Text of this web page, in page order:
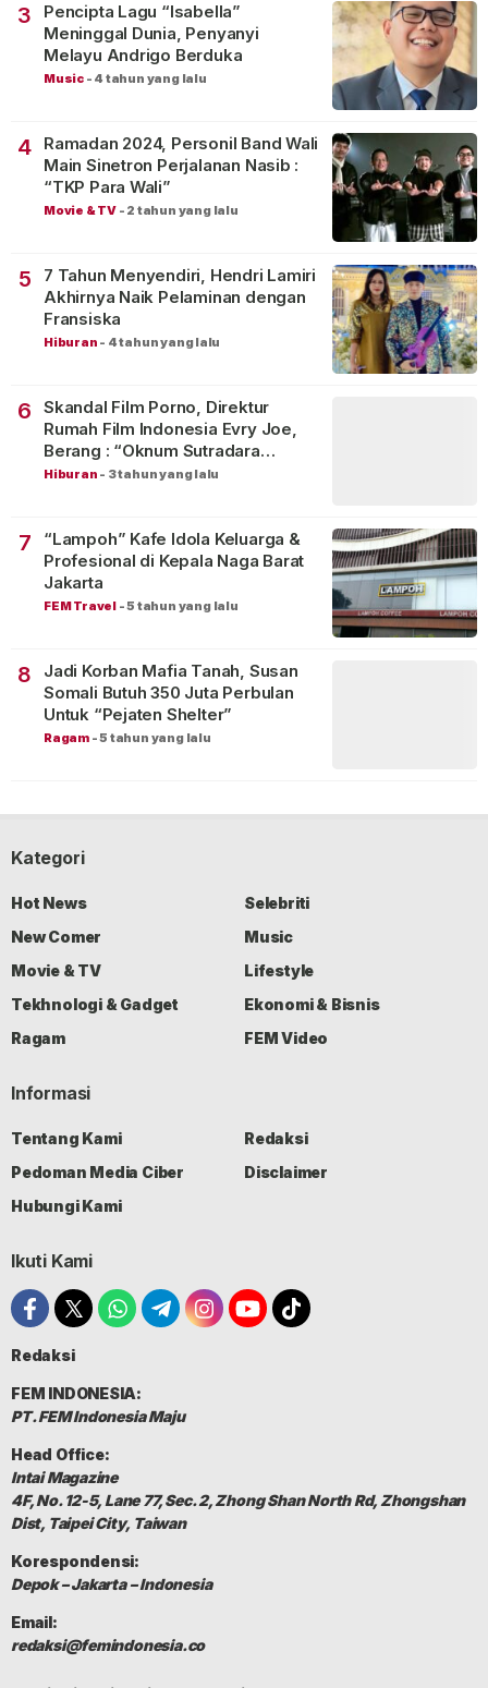
3
Pencipta Lagu “Isabella”
Meninggal Dunia, Penyanyi
Melayu Andrigo Berduka
Music - 4 tahun yang lalu
4
Ramadan 2024, Personil Band Wali
Main Sinetron Perjalanan Nasib :
“TKP Para Wali”
Movie & TV - 2 tahun yang lalu
5
7 Tahun Menyendiri, Hendri Lamiri
Akhirnya Naik Pelaminan dengan
Fransiska
Hiburan - 4 tahun yang lalu
6
Skandal Film Porno, Direktur
Rumah Film Indonesia Evry Joe,
Berang : “Oknum Sutradara
Merusak Perfilman Indonesia”!
Hiburan - 3 tahun yang lalu
7
“Lampoh” Kafe Idola Keluarga &
Profesional di Kepala Naga Barat
Jakarta
FEM Travel -5 tahun yang lalu
8
Jadi Korban Mafia Tanah, Susan
Somali Butuh 350 Juta Perbulan
Untuk “Pejaten Shelter”
Ragam -5 tahun yang lalu
Kategori
Hot News
Selebriti
New Comer
Music
Movie & TV
Lifestyle
Tekhnologi & Gadget
Ekonomi & Bisnis
Ragam
FEM Video
Informasi
Tentang Kami
Redaksi
Pedoman Media Ciber
Disclaimer
Hubungi Kami
Ikuti Kami
Redaksi
FEM INDONESIA:
PT. FEM Indonesia Maju
Head Office:
Intai Magazine
4F, No. 12-5, Lane 77, Sec. 2, Zhong Shan North Rd, Zhongshan
Dist, Taipei City, Taiwan
Korespondensi:
Depok – Jakarta – Indonesia
Email:
redaksi@femindonesia.co